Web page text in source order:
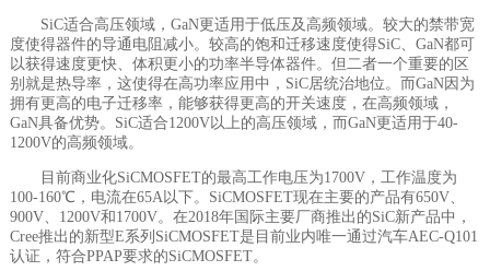
SiC适合高压领域，GaN更适用于低压及高频领域。较大的禁带宽
度使得器件的导通电阻减小。较高的饱和迁移速度使得SiC、GaN都可
以获得速度更快、体积更小的功率半导体器件。但二者一个重要的区
别就是热导率，这使得在高功率应用中，SiC居统治地位。而GaN因为
拥有更高的电子迁移率，能够获得更高的开关速度，在高频领域，
GaN具备优势。SiC适合1200V以上的高压领域，而GaN更适用于40-
1200V的高频领域。
目前商业化SiCMOSFET的最高工作电压为1700V，工作温度为
100-160℃，电流在65A以下。SiCMOSFET现在主要的产品有650V、
900V、1200V和1700V。在2018年国际主要厂商推出的SiC新产品中，
Cree推出的新型E系列SiCMOSFET是目前业内唯一通过汽车AEC-Q101
认证，符合PPAP要求的SiCMOSFET。